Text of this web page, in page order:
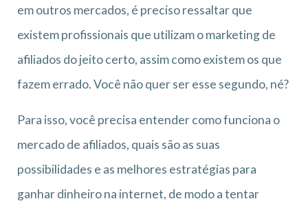
em outros mercados, é preciso ressaltar que
existem profissionais que utilizam o marketing de
afiliados do jeito certo, assim como existem os que
fazem errado. Você não quer ser esse segundo, né?
Para isso, você precisa entender como funciona o
mercado de afiliados, quais são as suas
possibilidades e as melhores estratégias para
ganhar dinheiro na internet, de modo a tentar